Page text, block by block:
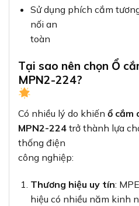
Sử dụng phích cắm
nối an
toàn
Tại sao nên chọn Ổ
MPN2-224?
Có nhiều lý do khiến ổ cắm
MPN2-224 trở thành lựa
thống điện
công nghiệp:
Thương hiệu uy tín:
hiệu có nhiều năm kinh